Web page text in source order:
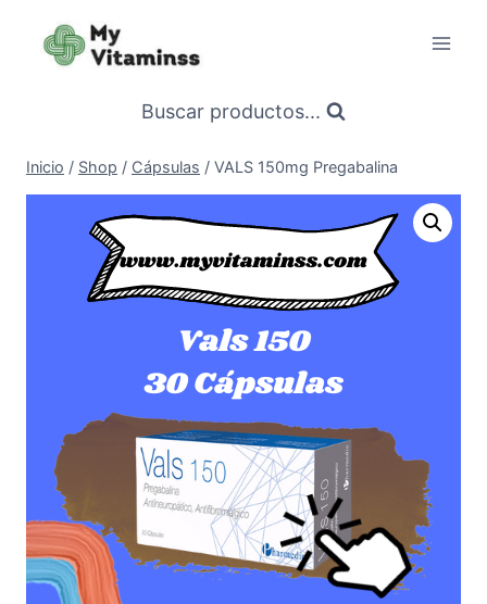
contenido
Buscar productos...
Inicio / Shop / Cápsulas / VALS 150mg Pregabalina